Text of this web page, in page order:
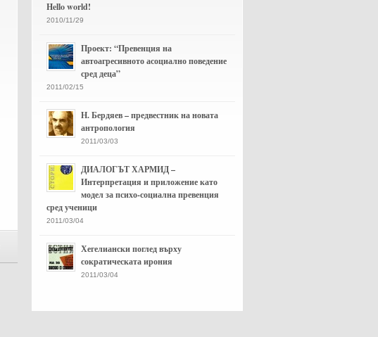
Hello world!
2010/11/29
Проект: “Превенция на
автоагресивното асоциално поведение
сред деца”
2011/02/15
Н. Бердяев – предвестник на новата
антропология
2011/03/03
ДИАЛОГЪТ ХАРМИД –
Интерпретация и приложение като
модел за психо-социална превенция
сред ученици
2011/03/04
Хегелиански поглед върху
сократическата ирония
2011/03/04